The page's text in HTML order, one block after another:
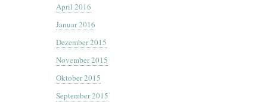
April 2016
Januar 2016
Dezember 2015
November 2015
Oktober 2015
September 2015